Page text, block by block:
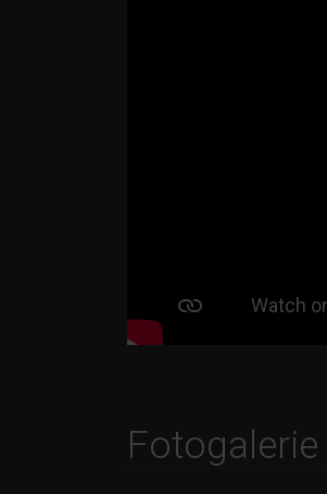
Fotogalerie